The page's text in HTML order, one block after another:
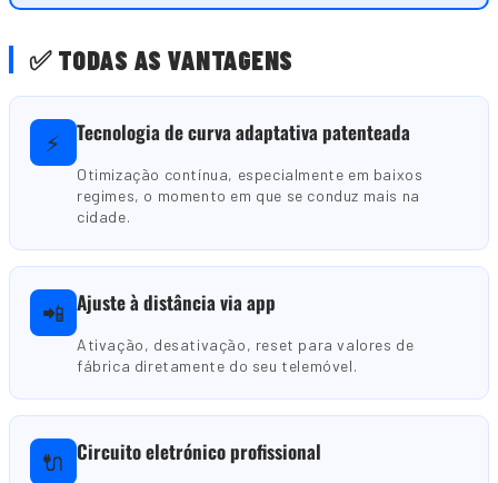
✅ TODAS AS VANTAGENS
⚡ Tecnologia de curva adaptativa patenteada
Otimização contínua, especialmente em baixos
regimes, o momento em que se conduz mais na
cidade.
📲 Ajuste à distância via app
Ativação, desativação, reset para valores de
fábrica diretamente do seu telemóvel.
🔌 Circuito eletrónico profissional